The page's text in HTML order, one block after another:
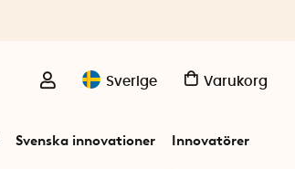
Sverige Varukorg
Svenska innovationer Innovatörer